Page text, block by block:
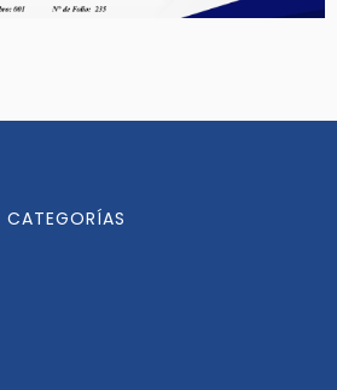
CATEGORÍAS